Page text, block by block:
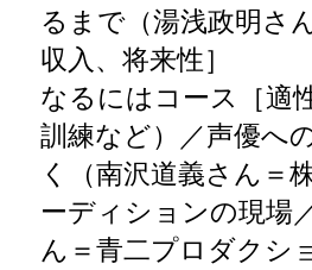
るまで（湯浅政明さ
収入、将来性］
なるにはコース［適
訓練など）／声優へ
く（南沢道義さん＝
ーディションの現場
ん＝青二プロダクシ